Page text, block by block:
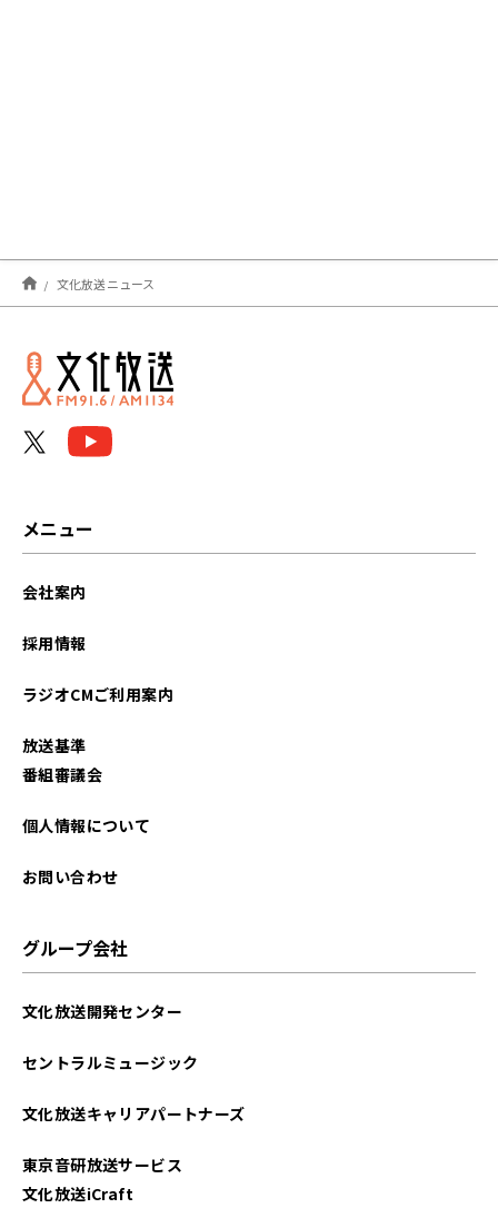
文化放送ニュース
メニュー
会社案内
採用情報
ラジオCMご利用案内
放送基準
番組審議会
個人情報について
お問い合わせ
グループ会社
文化放送開発センター
セントラルミュージック
文化放送キャリアパートナーズ
東京音研放送サービス
文化放送iCraft